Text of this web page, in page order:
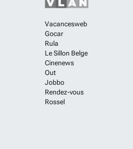
Vacancesweb
Gocar
Rula
Le Sillon Belge
Cinenews
Out
Jobbo
Rendez-vous
Rossel